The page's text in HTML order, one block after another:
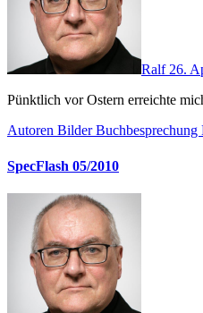
Ralf26.
Pünktlich vor Ostern erreichte
Autoren BilderBuchbesprechung
SpecFlash 05/2010